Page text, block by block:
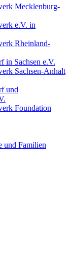
Mecklenburg-
e.V. in
Rheinland-
in Sachsen e.V.
Sachsen-Anhalt
und
Foundation
und Familien